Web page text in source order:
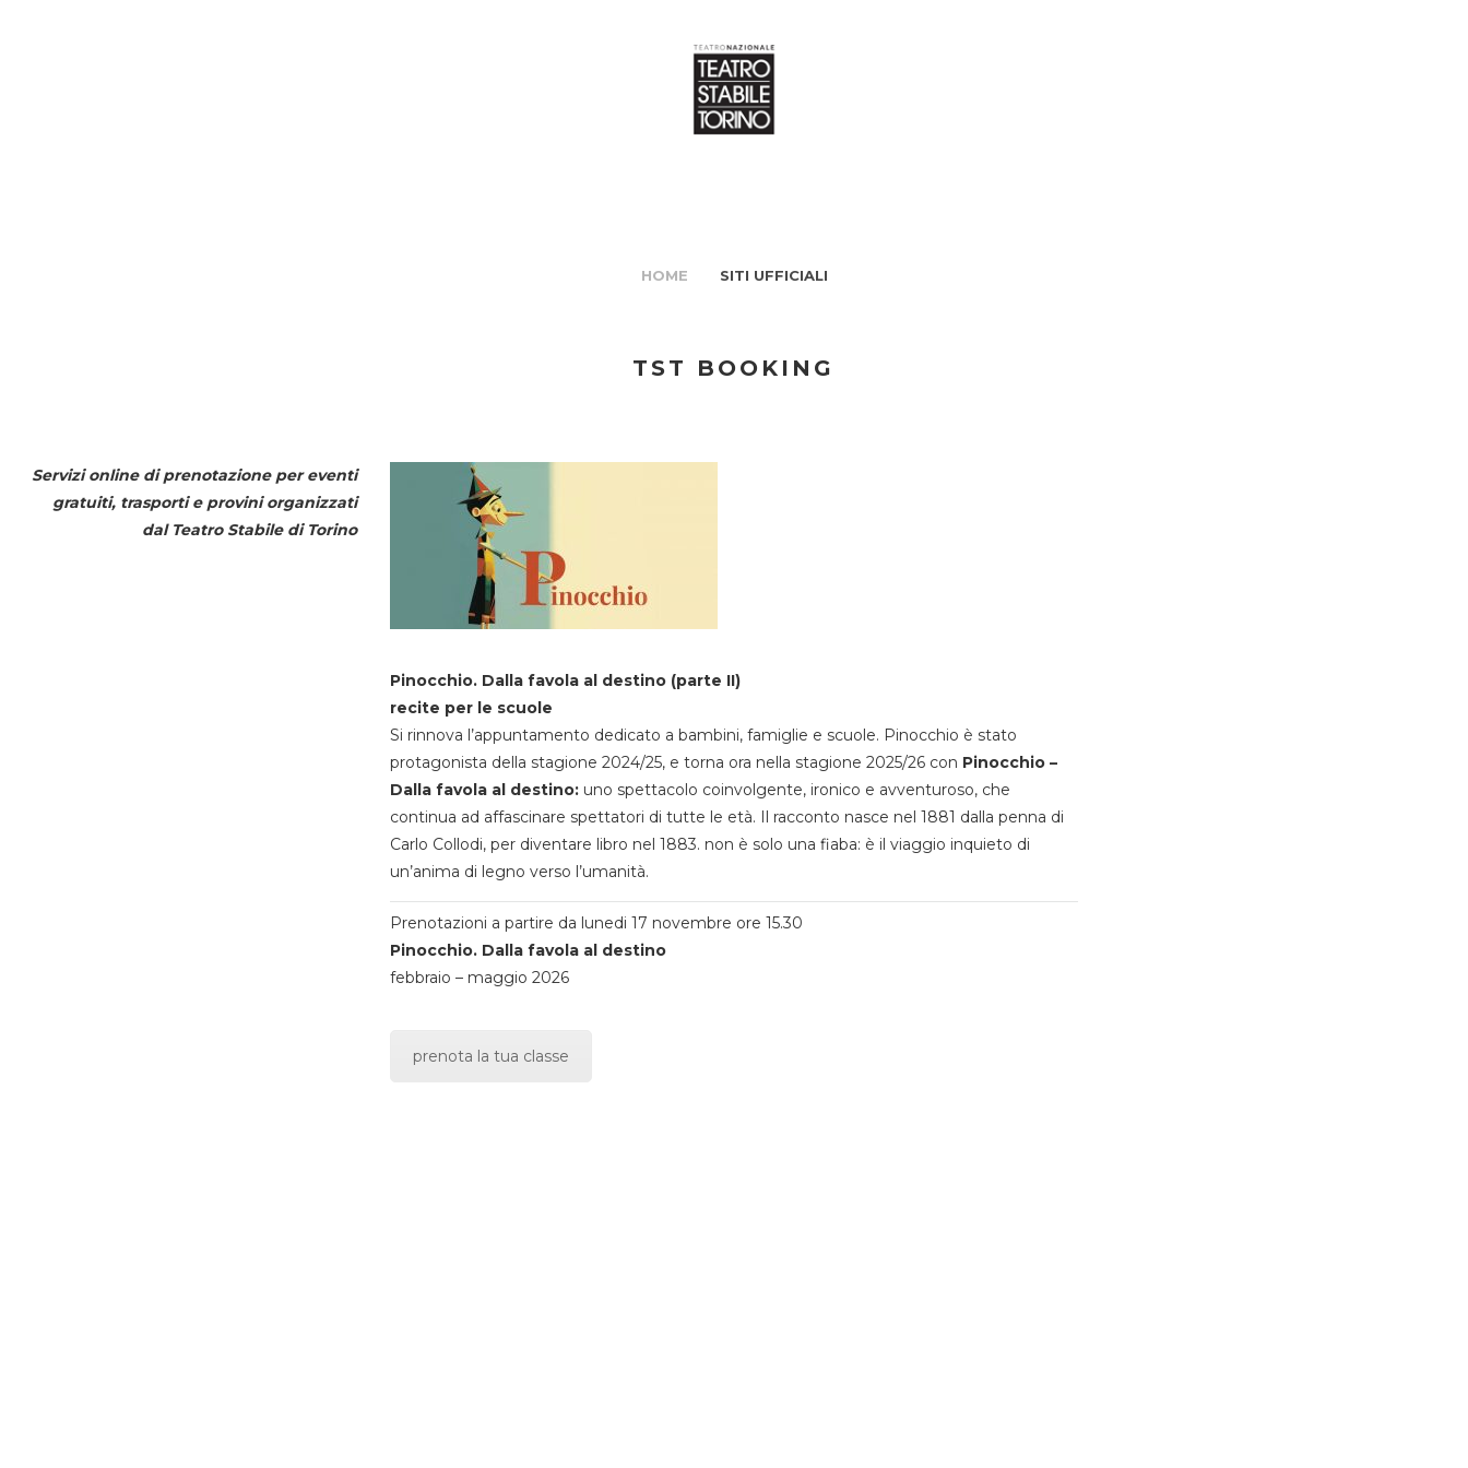
HOME SITI UFFICIALI
TST BOOKING
Servizi online di prenotazione per eventi
gratuiti, trasporti e provini organizzati
dal Teatro Stabile di Torino
Pinocchio. Dalla favola al destino (parte II)
recite per le scuole
Si rinnova l’appuntamento dedicato a bambini, famiglie e scuole. Pinocchio è stato
protagonista della stagione 2024/25, e torna ora nella stagione 2025/26 con Pinocchio –
Dalla favola al destino:uno spettacolo coinvolgente, ironico e avventuroso, che
continua ad affascinare spettatori di tutte le età. Il racconto nasce nel 1881 dalla penna di
Carlo Collodi, per diventare libro nel 1883. non è solo una fiaba: è il viaggio inquieto di
un’anima di legno verso l’umanità.
Prenotazioni a partire da lunedi 17 novembre ore 15.30
Pinocchio. Dalla favola al destino
febbraio – maggio 2026
prenota la tua classe